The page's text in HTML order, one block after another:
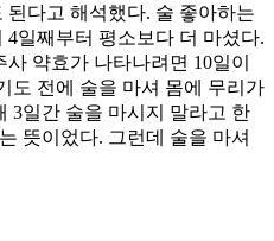
다고 해석했다. 술 좋아하는
일째부터 평소보다 더 마셨다.
약효가 나타나려면 10일이
도 전에 술을 마셔 몸에 무리가
3일간 술을 마시지 말라고 한
뜻이었다. 그런데 술을 마셔